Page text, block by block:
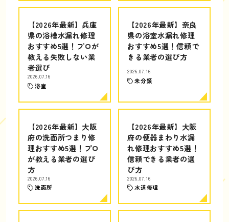
【2026年最新】兵庫
県の浴槽水漏れ修理
おすすめ5選！プロが
教える失敗しない業
者選び
2026.07.16
浴室
【2026年最新】奈良
県の浴室水漏れ修理
おすすめ5選！信頼で
きる業者の選び方
2026.07.16
未分類
【2026年最新】大阪
府の洗面所つまり修
理おすすめ5選！プロ
が教える業者の選び
方
2026.07.16
洗面所
【2026年最新】大阪
府の便器まわり水漏
れ修理おすすめ5選！
信頼できる業者の選
び方
2026.07.16
水道修理